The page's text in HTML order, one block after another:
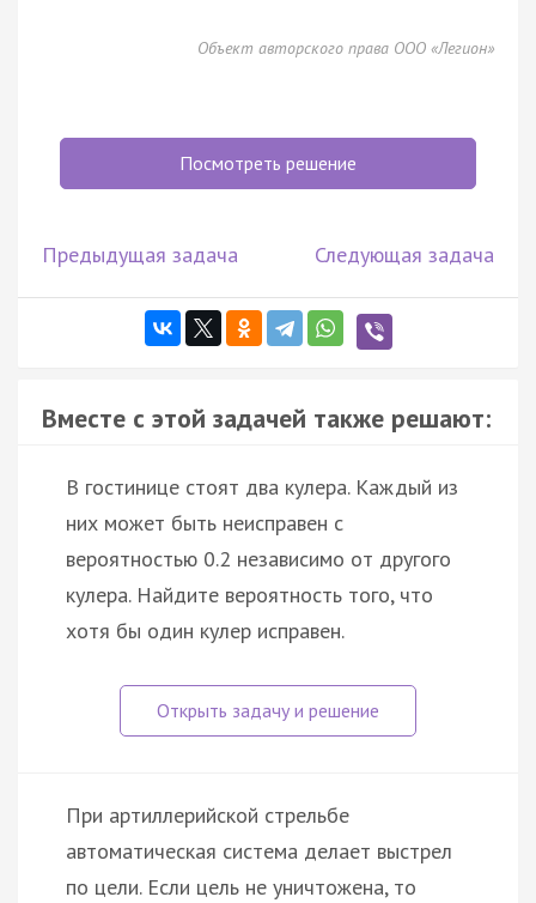
Объект авторского права ООО «Легион»
Посмотреть решение
Предыдущая задача Следующая задача
Вместе с этой задачей также решают:
В гостинице стоят два кулера. Каждый из
них может быть неисправен с
вероятностью 0.2 независимо от другого
кулера. Найдите вероятность того, что
хотя бы один кулер исправен.
При артиллерийской стрельбе
автоматическая система делает выстрел
по цели. Если цель не уничтожена, то